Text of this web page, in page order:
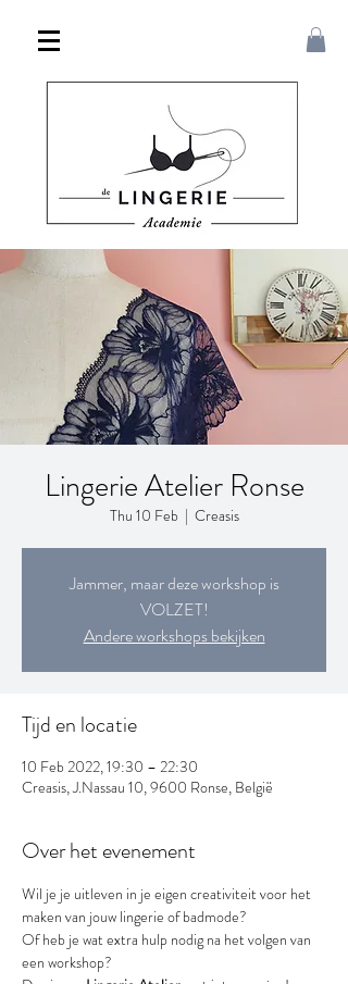
Lingerie Atelier Ronse
Thu 10 Feb
  |
Creasis
Jammer, maar deze workshop is
VOLZET!
Andere workshops bekijken
Tijd en locatie
10 Feb 2022, 19:30 – 22:30
Creasis, J.Nassau 10, 9600 Ronse, België
Over het evenement
Wil je je uitleven in je eigen creativiteit voor het
maken van jouw lingerie of badmode?
Of heb je wat extra hulp nodig na het volgen van
een workshop?